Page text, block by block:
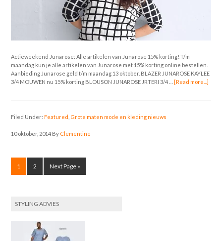
Actieweekend Junarose: Alle artikelen van Junarose 15% korting! T/m
maandag kun je alle artikelen van Junarose met 15% korting online bestellen.
Aanbieding Junarose geld t/m maandag 13 oktober. BLAZER JUNAROSE KAYLEE
3/4 MOUWEN nu 15% korting BLOUSON JUNAROSE JRTERI 3/4 …[Read more...]
Filed Under:Featured Grote maten mode en kleding nieuws
10 oktober, 2014 By Clementine
1 2 Next Page »
STYLING ADVIES